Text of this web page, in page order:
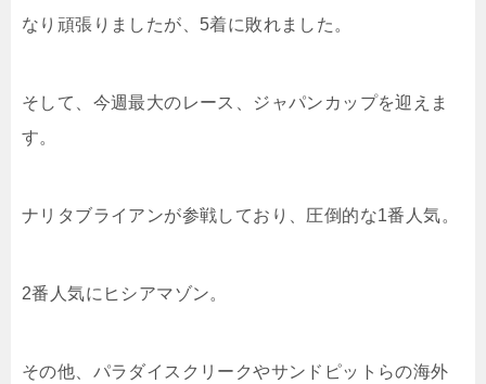
なり頑張りましたが、5着に敗れました。
そして、今週最大のレース、ジャパンカップを迎えま
す。
ナリタブライアンが参戦しており、圧倒的な1番人気。
2番人気にヒシアマゾン。
その他、パラダイスクリークやサンドピットらの海外